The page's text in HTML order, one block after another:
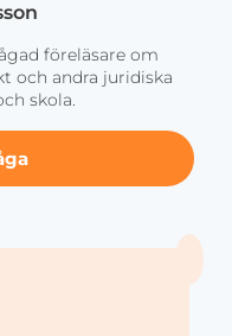
föreläsare om
och andra juridiska
skola.